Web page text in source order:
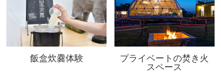
飯盒炊爨体験
プライベートの焚き火
スペース